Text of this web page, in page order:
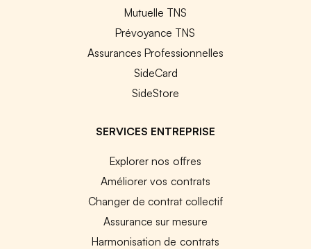
Mutuelle TNS
Prévoyance TNS
Assurances Professionnelles
SideCard
SideStore
SERVICES ENTREPRISE
Explorer nos offres
Améliorer vos contrats
Changer de contrat collectif
Assurance sur mesure
Harmonisation de contrats